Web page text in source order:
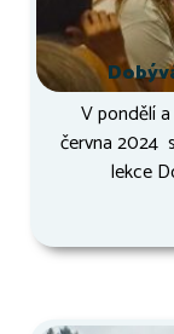
V pondělí a
června 2024
lekce